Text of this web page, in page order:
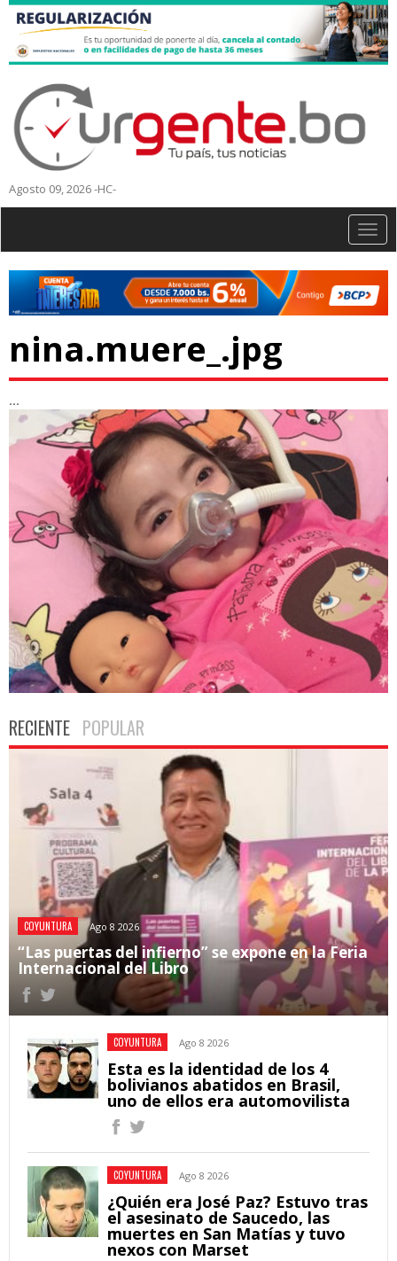
Agosto 09, 2026 -HC-
nina.muere_.jpg
...
RECIENTE POPULAR
COYUNTURA Ago 8 2026
“Las puertas del infierno” se expone en la Feria
Internacional del Libro
COYUNTURA Ago 8 2026
Esta es la identidad de los 4
bolivianos abatidos en Brasil,
uno de ellos era automovilista
COYUNTURA Ago 8 2026
¿Quién era José Paz? Estuvo tras
el asesinato de Saucedo, las
muertes en San Matías y tuvo
nexos con Marset